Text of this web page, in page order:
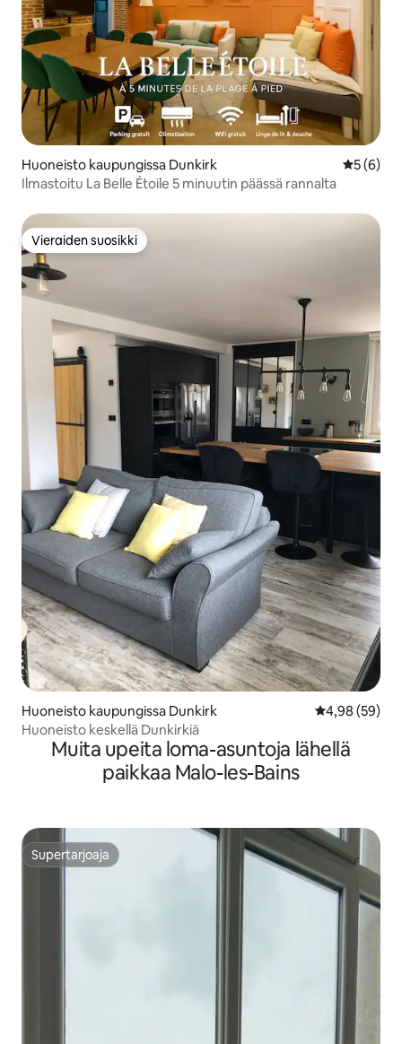
Huoneisto kaupungissa Dunkirk
5 (6)
Ilmastoitu La Belle Étoile 5 minuutin päässä rannalta
Vieraiden suosikki
Vieraiden suosikki
Huoneisto kaupungissa Dunkirk
4,98 (59)
Huoneisto keskellä Dunkirkiä
Muita upeita loma-asuntoja lähellä
paikkaa Malo-les-Bains
Supertarjoaja
Supertarjoaja